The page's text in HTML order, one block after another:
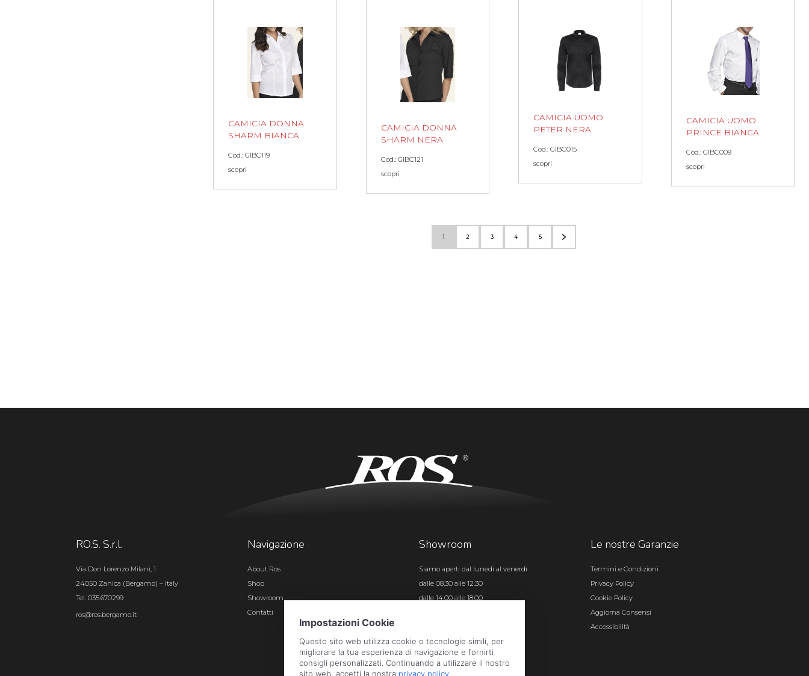
CAMICIA DONNA
SHARM BIANCA
Cod.: GIBC119
scopri
CAMICIA DONNA
SHARM NERA
Cod.: GIBC121
scopri
CAMICIA UOMO
PETER NERA
Cod.: GIBC015
scopri
CAMICIA UOMO
PRINCE BIANCA
Cod.: GIBC009
scopri
1 2 3 4 5
RO.S. S.r.l.
Via Don Lorenzo Milani, 1
24050 Zanica (Bergamo) – Italy
Tel. 035.670299
ros@ros.bergamo.it
Navigazione
About Ros
Shop
Showroom
Contatti
Showroom
Siamo aperti dal lunedì al venerdì
dalle 08.30 alle 12.30
dalle 14.00 alle 18.00
Le nostre Garanzie
Termini e Condizioni
Privacy Policy
Cookie Policy
Aggiorna Consensi
Accessibilità